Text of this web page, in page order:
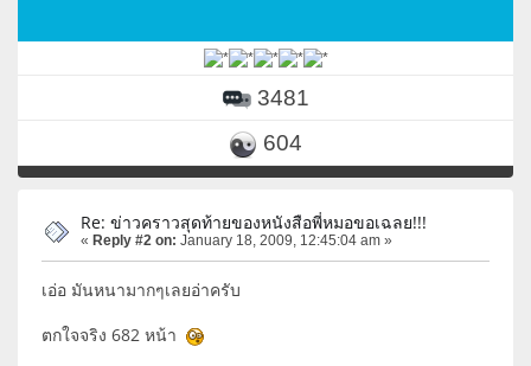
3481
604
Re: ข่าวคราวสุดท้ายของหนังสือพี่หมอขอเฉลย!!!
« Reply #2 on: January 18, 2009, 12:45:04 am »
เอ่อ มันหนามากๆเลยอ่าครับ
ตกใจจริง 682 หน้า